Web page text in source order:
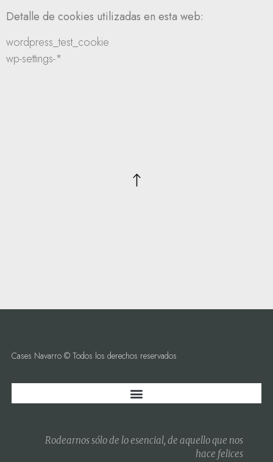
Detalle de cookies utilizadas en esta web:
wordpress_test_cookie
wp-settings-*
Cases Navarro © Todos los derechos reservados
Rodearnos sólo de lo esencial, de aquello que nos
hace felices